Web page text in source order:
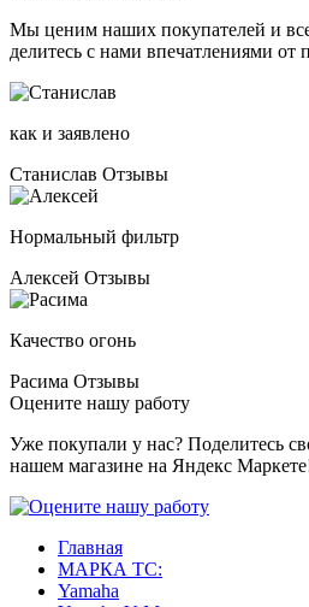
Мы ценим наших покупателей и
делитесь с нами впечатлениями от
как и заявлено
Станислав Отзывы
Нормальный фильтр
Алексей Отзывы
Качество огонь
Расима Отзывы
Оцените нашу работу
Уже покупали у нас? Поделитесь
нашем магазине на Яндекс
Главная
МАРКА ТС:
Yamaha